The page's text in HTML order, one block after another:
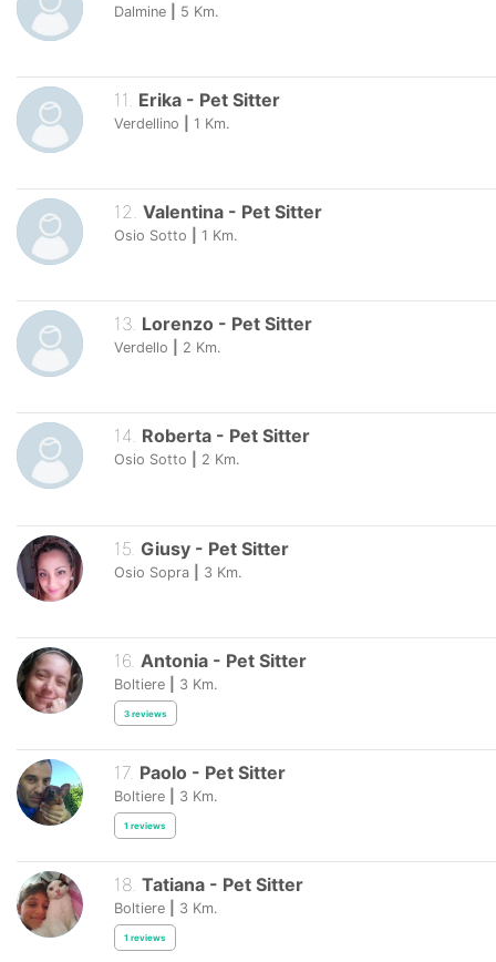
Dalmine 5 Km.
11 Erika - Pet Sitter
Verdellino 1 Km.
12 Valentina - Pet Sitter
Osio Sotto 1 Km.
13. Lorenzo - Pet Sitter
Verdello 2 Km.
14. Roberta - Pet Sitter
Osio Sotto 2 Km.
15 Giusy - Pet Sitter
Osio Sopra 3 Km.
16 Antonia - Pet Sitter
Boltiere 3 Km.
3 reviews
17. Paolo - Pet Sitter
Boltiere 3 Km.
1 reviews
18. Tatiana - Pet Sitter
Boltiere 3 Km.
1 reviews